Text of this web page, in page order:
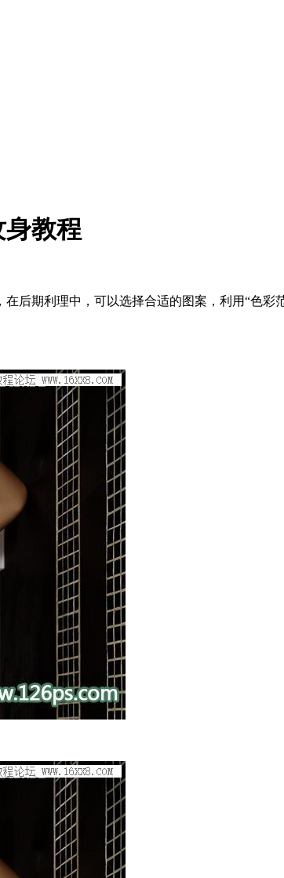
教程
后期利理中，可以选择合适的图案，利用“色